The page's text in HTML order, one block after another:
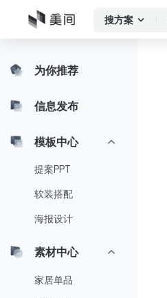
搜方案
为你推荐
信息发布
模板中心
提案PPT
软装搭配
海报设计
素材中心
家居单品